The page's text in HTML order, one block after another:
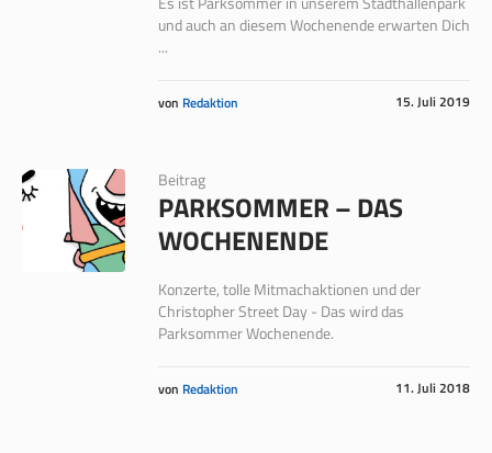
und auch an diesem Wochenende erwarten Dich
...
15. Juli 2019
von Redaktion
Beitrag
PARKSOMMER – DAS
WOCHENENDE
Konzerte, tolle Mitmachaktionen und der
Christopher Street Day - Das wird das
Parksommer Wochenende.
11. Juli 2018
von Redaktion